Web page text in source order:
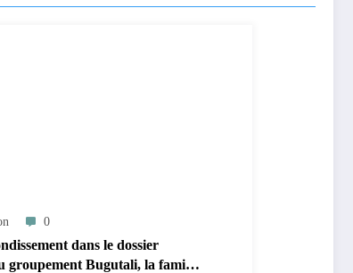
0
dans le dossier
groupement Bugutali, la famille